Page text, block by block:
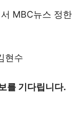
MBC뉴스 정한
현수
를 기다립니다.